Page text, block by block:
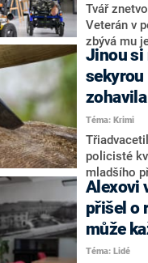
Tvář
Veterán v
zbývá mu
činku.
nemůže
Unbroken
realita.
u nás,
bojiště. A
ruských
Jakubečko
obvykle
Jinou si
Téma: Krimi
policisté
mladšího
prsteníček
bradavku.
tamní
Alexovi
přišel o
může
Téma: Lidé